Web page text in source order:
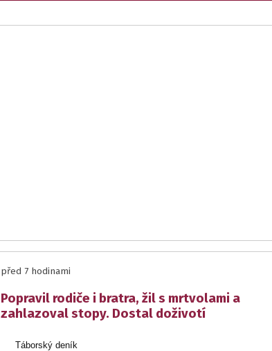
před 7 hodinami
Popravil rodiče i bratra, žil s mrtvolami a
zahlazoval stopy. Dostal doživotí
Táborský deník